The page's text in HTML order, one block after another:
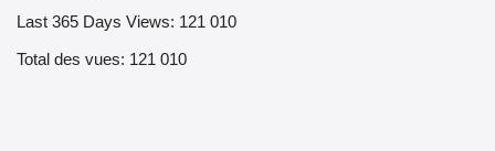
Last 365 Days Views: 121 010
Total des vues: 121 010